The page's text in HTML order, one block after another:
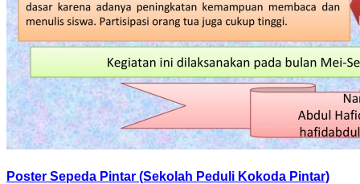
Poster Sepeda Pintar (Sekolah Peduli Kokoda Pintar)